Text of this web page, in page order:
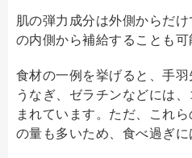
肌の弾力成分は外側からだ
の内側から補給することも可
食材の一例を挙げると、手羽
うなぎ、ゼラチンなどには
まれています。ただ、これ
の量も多いため、食べ過ぎに